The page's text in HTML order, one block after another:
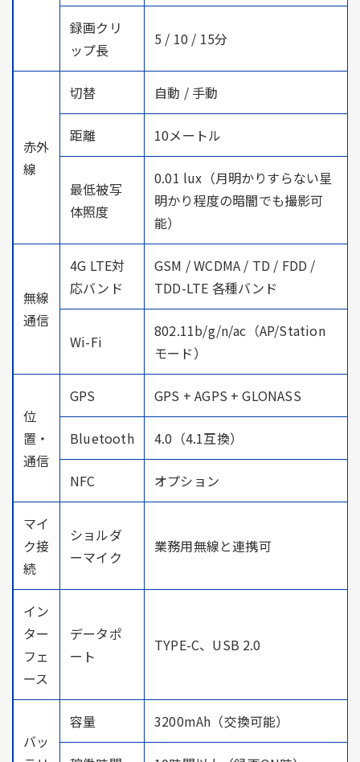
録画クリ
ップ長
5 / 10 / 15分
赤外
線
切替 自動 / 手動
距離 10メートル
最低被写
体照度
0.01 lux（月明かりすらない星
明かり程度の暗闇でも撮影可
能）
無線
通信
4G LTE対
応バンド
GSM / WCDMA / TD / FDD /
TDD-LTE 各種バンド
Wi-Fi
802.11b/g/n/ac（AP/Station
モード）
位
置・
通信
GPS GPS + AGPS + GLONASS
Bluetooth 4.0（4.1互換）
NFC オプション
マイ
ク接
続
ショルダ
ーマイク
業務用無線と連携可
イン
ター
フェ
ース
データポ
ート
TYPE-C、USB 2.0
バッ
容量 3200mAh（交換可能）